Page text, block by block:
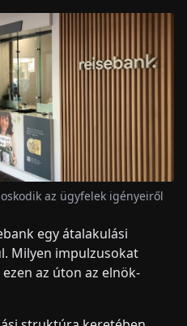
az ügyfelek igényeiről
egy átalakulási
Milyen impulzusokat
az úton az elnök-